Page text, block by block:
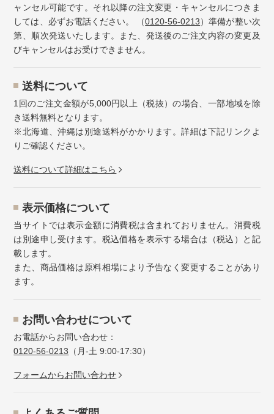
ャンセル可能です。それ以降の注文変更・キャンセルにつきま
しては、必ずお電話ください。 （0120-56-0213）準備が整い次
第、順次発送いたします。また、発送後のご注文内容の変更及
びキャンセルはお受けできません。
送料について
1回のご注文金額が5,000円以上（税抜）の場合、一部地域を除
き送料無料となります。
※北海道、沖縄は別途送料がかかります。詳細は下記リンクよ
りご確認ください。
送料について詳細はこちら
表示価格について
当サイトでは表示金額に消費税は含まれておりません。消費税
は別途申し受けます。税込価格を表示する場合は（税込）と記
載します。
また、商品価格は原料相場により予告なく変更することがあり
ます。
お問い合わせについて
お電話からお問い合わせ：
0120-56-0213 （月-土 9:00-17:30）
フォームからお問い合わせ